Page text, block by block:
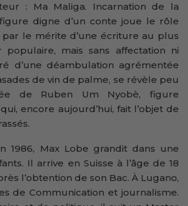
: Ma Maliga. Incarnation de la
digne d’un conte joue le rôle
par le mérite d’une écriture au plus
mais sans affectation ni
d’une déambulation agrémentée
de vin de palme, se révèle peu
de Ruben Um Nyobè, figure
encore aujourd’hui, fait l’objet de
1986, Max Lobe grandit dans une
Il arrive en Suisse à l’âge de 18
l’obtention de son Bac. À Lugano,
de Communication et journalisme.